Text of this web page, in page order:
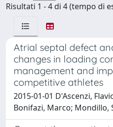
Risultati 1 - 4 di 4 (tempo di
Atrial septal defect
changes in loading
management and
competitive athletes
2015-01-01 D'Ascenzi,
Bonifazi, Marco; Mondillo,